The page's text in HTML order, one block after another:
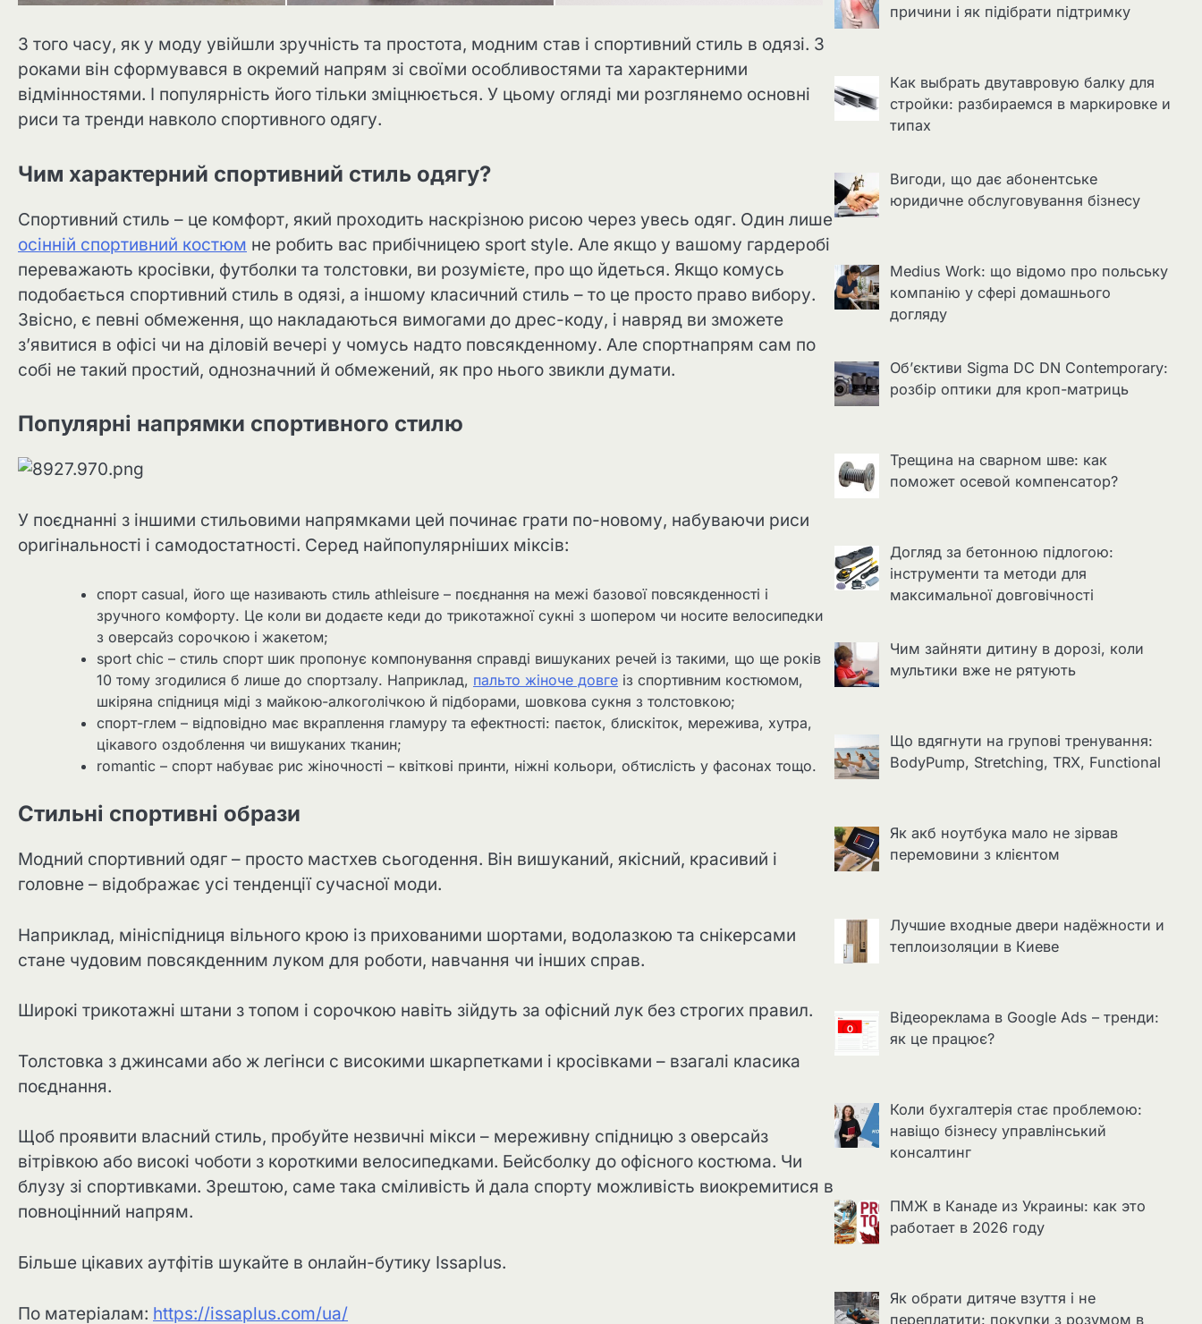
З того часу, як у моду увійшли зручність та простота, модним став і спортивний стиль в одязі. З
роками він сформувався в окремий напрям зі своїми особливостями та характерними
відмінностями. І популярність його тільки зміцнюється. У цьому огляді ми розглянемо основні
риси та тренди навколо спортивного одягу.
Чим характерний спортивний стиль одягу?
Спортивний стиль – це комфорт, який проходить наскрізною рисою через увесь одяг. Один лише
осінній спортивний костюм не робить вас прибічницею sport style. Але якщо у вашому гардеробі
переважають кросівки, футболки та толстовки, ви розумієте, про що йдеться. Якщо комусь
подобається спортивний стиль в одязі, а іншому класичний стиль – то це просто право вибору.
Звісно, є певні обмеження, що накладаються вимогами до дрес-коду, і навряд ви зможете
з’явитися в офісі чи на діловій вечері у чомусь надто повсякденному. Але спортнапрям сам по
собі не такий простий, однозначний й обмежений, як про нього звикли думати.
Популярні напрямки спортивного стилю
У поєднанні з іншими стильовими напрямками цей починає грати по-новому, набуваючи риси
оригінальності і самодостатності. Серед найпопулярніших міксів:
спорт casual, його ще називають стиль athleisure – поєднання на межі базової повсякденності і
зручного комфорту. Це коли ви додаєте кеди до трикотажної сукні з шопером чи носите велосипедки
з оверсайз сорочкою і жакетом;
sport chic – стиль спорт шик пропонує компонування справді вишуканих речей із такими, що ще років
10 тому згодилися б лише до спортзалу. Наприклад, пальто жіноче довге із спортивним костюмом,
шкіряна спідниця міді з майкою-алкоголічкою й підборами, шовкова сукня з толстовкою;
спорт-глем – відповідно має вкраплення гламуру та ефектності: паєток, блискіток, мережива, хутра,
цікавого оздоблення чи вишуканих тканин;
romantic – спорт набуває рис жіночності – квіткові принти, ніжні кольори, обтислість у фасонах тощо.
Стильні спортивні образи
Модний спортивний одяг – просто мастхев сьогодення. Він вишуканий, якісний, красивий і
головне – відображає усі тенденції сучасної моди.
Наприклад, мініспідниця вільного крою із прихованими шортами, водолазкою та снікерсами
стане чудовим повсякденним луком для роботи, навчання чи інших справ.
Широкі трикотажні штани з топом і сорочкою навіть зійдуть за офісний лук без строгих правил.
Толстовка з джинсами або ж легінси с високими шкарпетками і кросівками – взагалі класика
поєднання.
Щоб проявити власний стиль, пробуйте незвичні мікси – мереживну спідницю з оверсайз
вітрівкою або високі чоботи з короткими велосипедками. Бейсболку до офісного костюма. Чи
блузу зі спортивками. Зрештою, саме така сміливість й дала спорту можливість виокремитися в
повноцінний напрям.
Більше цікавих аутфітів шукайте в онлайн-бутику Issaplus.
По матеріалам: https://issaplus.com/ua/
причини і як підібрати підтримку
Как выбрать двутавровую балку для
стройки: разбираемся в маркировке и
типах
Вигоди, що дає абонентське
юридичне обслуговування бізнесу
Medius Work: що відомо про польську
компанію у сфері домашнього
догляду
Об’єктиви Sigma DC DN Contemporary:
розбір оптики для кроп-матриць
Трещина на сварном шве: как
поможет осевой компенсатор?
Догляд за бетонною підлогою:
інструменти та методи для
максимальної довговічності
Чим зайняти дитину в дорозі, коли
мультики вже не рятують
Що вдягнути на групові тренування:
BodyPump, Stretching, TRX, Functional
Як акб ноутбука мало не зірвав
перемовини з клієнтом
Лучшие входные двери надёжности и
теплоизоляции в Киеве
Відеореклама в Google Ads – тренди:
як це працює?
Коли бухгалтерія стає проблемою:
навіщо бізнесу управлінський
консалтинг
ПМЖ в Канаде из Украины: как это
работает в 2026 году
Як обрати дитяче взуття і не
переплатити: покупки з розумом в